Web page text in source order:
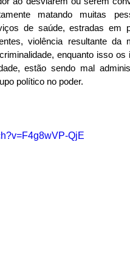
matando muitas
de saúde, estradas em
violência resultante da
enquanto isso os
estão sendo mal
político no poder.
QjE